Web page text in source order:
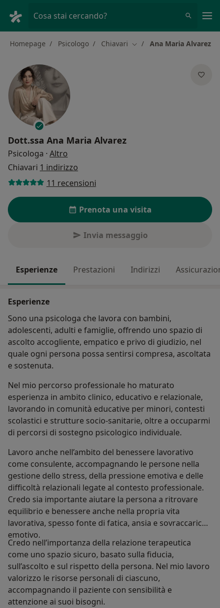
Cosa stai cercando?
Homepage Psicologo Chiavari Cambia città
Ana Maria Alvarez
Dott.ssa Ana Maria Alvarez
Psicologa · Altro
Chiavari 1 indirizzo
11 recensioni
Prenota una visita
Invia messaggio
Esperienze Prestazioni Indirizzi
Esperienze
Sono una psicologa che lavora con bambini,
adolescenti, adulti e famiglie, offrendo uno spazio di
ascolto accogliente, empatico e privo di giudizio, nel
quale ogni persona possa sentirsi compresa, ascoltata
e sostenuta.
Nel mio percorso professionale ho maturato
esperienza in ambito clinico, educativo e relazionale,
lavorando in comunità educative per minori, contesti
scolastici e strutture socio-sanitarie, oltre a occuparmi
di percorsi di sostegno psicologico individuale.
Lavoro anche nell’ambito del benessere lavorativo
come consulente, accompagnando le persone nella
gestione dello stress, della pressione emotiva e delle
difficoltà relazionali legate al contesto professionale.
Credo sia importante aiutare la persona a ritrovare
equilibrio e benessere anche nella propria vita
lavorativa, spesso fonte di fatica, ansia e sovraccarico
emotivo.
Credo nell’importanza della relazione terapeutica
come uno spazio sicuro, basato sulla fiducia,
sull’ascolto e sul rispetto della persona. Nel mio lavoro
valorizzo le risorse personali di ciascuno,
accompagnando il paziente con sensibilità e
attenzione ai suoi bisogni.